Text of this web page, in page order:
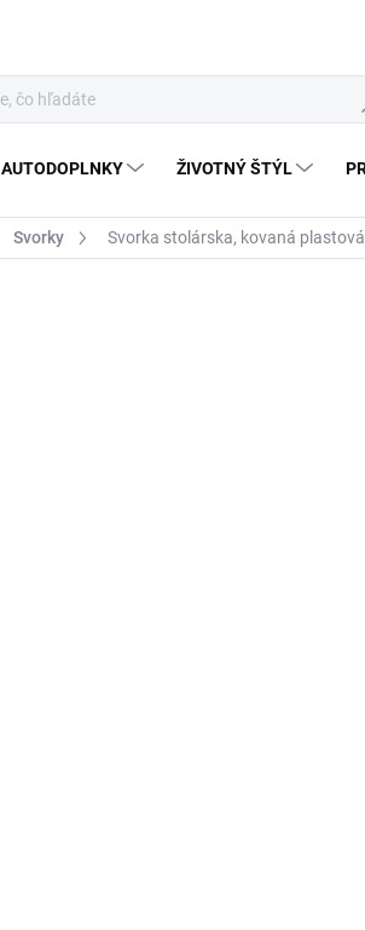
AUTODOPLNKY ŽIVOTNÝ ŠTÝL
Svorky Svorka stolárska, kovaná